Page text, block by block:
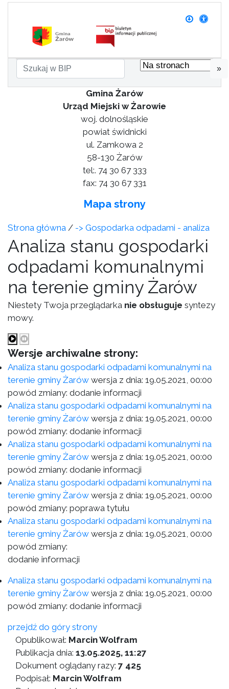
»
Gmina Żarów
Urząd Miejski w Żarowie
woj. dolnośląskie
powiat świdnicki
ul. Zamkowa 2
58-130 Żarów
tel:. 74 30 67 333
fax: 74 30 67 331
Mapa strony
Strona główna / -> Gospodarka odpadami - analiza
Analiza stanu gospodarki
odpadami komunalnymi
na terenie gminy Żarów
Niestety Twoja przeglądarka nie obsługuje syntezy
mowy.
Wersje archiwalne strony:
Analiza stanu gospodarki odpadami komunalnymi na
terenie gminy Żarów wersja z dnia: 19.05.2021, 00:00
powód zmiany: dodanie informacji
Analiza stanu gospodarki odpadami komunalnymi na
terenie gminy Żarów wersja z dnia: 19.05.2021, 00:00
powód zmiany: dodanie informacji
Analiza stanu gospodarki odpadami komunalnymi na
terenie gminy Żarów wersja z dnia: 19.05.2021, 00:00
powód zmiany: dodanie informacji
Analiza stanu gospodarki odpadami komunalnymi na
terenie gminy Żarów wersja z dnia: 19.05.2021, 00:00
powód zmiany: poprawa tytułu
Analiza stanu gospodarki odpadami komunalnymi na
terenie gminy Żarów wersja z dnia: 19.05.2021, 00:00
powód zmiany:
dodanie informacji
Analiza stanu gospodarki odpadami komunalnymi na
terenie gminy Żarów wersja z dnia: 19.05.2021, 00:00
powód zmiany: dodanie informacji
przejdź do góry strony
Opublikował: Marcin Wolfram
Publikacja dnia: 13.05.2025, 11:27
Dokument oglądany razy: 7 425
Podpisał: Marcin Wolfram